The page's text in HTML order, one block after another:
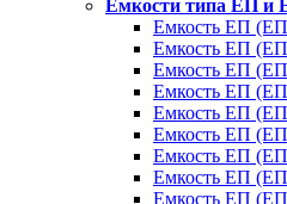
Емкости типа ЕП и
Емкость ЕП
Емкость ЕП
Емкость ЕП
Емкость ЕП
Емкость ЕП
Емкость ЕП
Емкость ЕП
Емкость ЕП
Емкость ЕП